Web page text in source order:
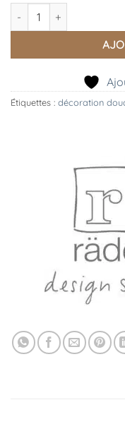
quantité de
Étiquettes : décoration